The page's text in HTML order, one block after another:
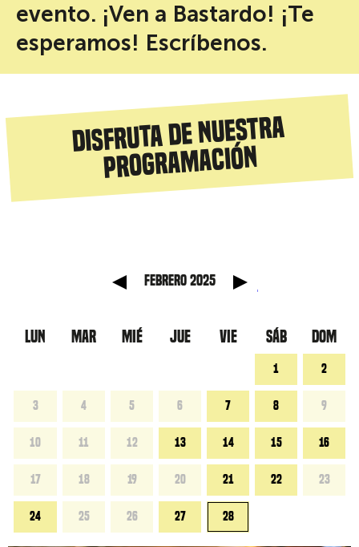
evento. ¡Ven a Bastardo! ¡Te
esperamos! Escríbenos.
Disfruta de nuestra
programación
febrero 2025
LUN MAR MIÉ JUE VIE SÁB DOM
1 2
3 4 5 6 7 8 9
10 11 12 13 14 15 16
17 18 19 20 21 22 23
24 25 26 27 28